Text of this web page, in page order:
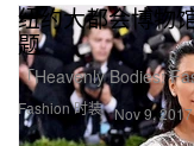
Fashion 时装
纽约大都会博物
题
「Heavenly Bodies:
Nov 9, 2017